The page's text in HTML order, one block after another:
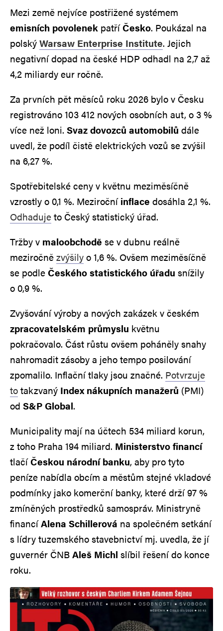
Mezi země nejvíce postřižené systémem
emisních povolenek patříČesko. Poukázal na
polskýWarsaw Enterprise Institute. Jejich
negativní dopad na české HDP odhadl na 2,7 až
4,2 miliardy eur ročně.
Za prvních pět měsíců roku 2026 bylo v Česku
registrováno 103 412 nových osobních aut, o 3 %
více než loni. Svaz dovozců automobilů dále
uvedl, že podíl čistě elektrických vozů se zvýšil
na 6,27 %.
Spotřebitelské ceny v květnu meziměsíčně
vzrostly o 0,1 %. Meziročníinflace dosáhla 2,1 %.
Odhadujeto Český statistický úřad.
Tržby v maloobchodě se v dubnu reálně
meziročnězvýšilyo 1,6 %. Ovšem meziměsíčně
se podle Českého statistického úřadu snížily
o 0,9 %.
Zvyšování výroby a nových zakázek v českém
zpracovatelském průmyslu květnu
pokračovalo. Část růstu ovšem poháněly snahy
nahromadit zásoby a jeho tempo posilování
zpomalilo. Inflační tlaky jsou značné. Potvrzuje
totakzvaný Index nákupních manažerů (PMI)
od S&P Global.
Municipality mají na účtech 534 miliard korun,
z toho Praha 194 miliard. Ministerstvo financí
tlačíČeskou národní banku, aby pro tyto
peníze nabídla obcím a městům stejné vkladové
podmínky jako komerční banky, které drží 97 %
zmíněných prostředků samospráv. Ministryně
financíAlena Schillerová na společném setkání
s lídry tuzemského stavebnictví mj. uvedla, že jí
guvernér ČNBAleš Michl slíbil řešení do konce
roku.